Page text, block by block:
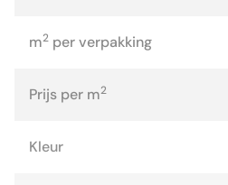
m2 per verpakking
Prijs per m2
Kleur